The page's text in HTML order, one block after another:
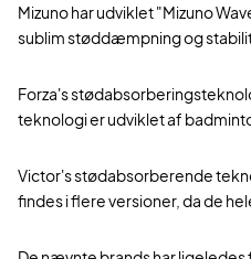
Mizuno har udviklet "Mizuno
sublim støddæmpning og
Forza's
teknologi er udviklet af
Victor's stødabsorberende
findes i flere versioner, da de